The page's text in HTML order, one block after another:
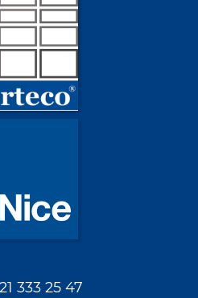
333 25 47